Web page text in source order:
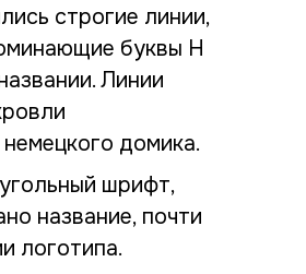
строгие линии,
буквы Н
Линии
домика.
шрифт,
название, почти
логотипа.